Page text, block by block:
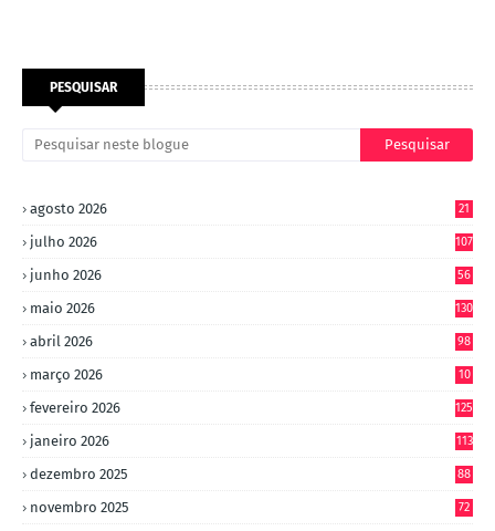
PESQUISAR
agosto 2026 21
julho 2026 107
junho 2026 56
maio 2026 130
abril 2026 98
março 2026
10
fevereiro 2026 125
janeiro 2026 113
dezembro 2025 88
novembro 2025 72